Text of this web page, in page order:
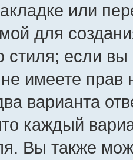
или
для
стиля; если
имеете прав
варианта
каждый
Вы также